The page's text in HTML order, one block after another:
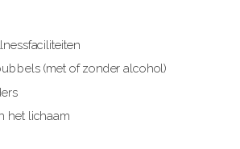
(met of zonder alcohol)
het lichaam